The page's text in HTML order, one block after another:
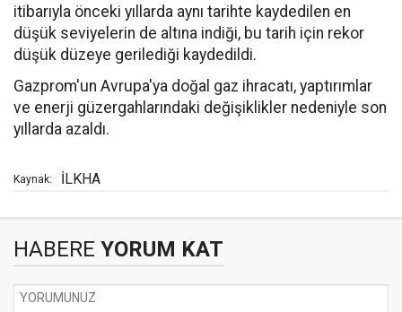
itibarıyla önceki yıllarda aynı tarihte kaydedilen en
düşük seviyelerin de altına indiği, bu tarih için rekor
düşük düzeye gerilediği kaydedildi.
Gazprom'un Avrupa'ya doğal gaz ihracatı, yaptırımlar
ve enerji güzergahlarındaki değişiklikler nedeniyle son
yıllarda azaldı.
Kaynak: İLKHA
HABERE YORUM KAT